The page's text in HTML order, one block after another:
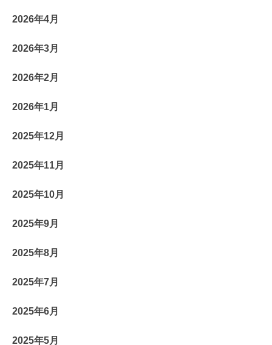
2026年4月
2026年3月
2026年2月
2026年1月
2025年12月
2025年11月
2025年10月
2025年9月
2025年8月
2025年7月
2025年6月
2025年5月